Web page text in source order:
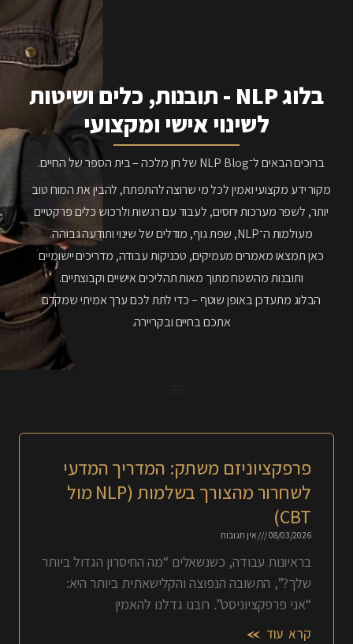
בלוג NLP - תובנות, כלים ושיטות
לשינוי אישי ומקצועי
ברוכים הבאים ל־NLP Blog של חן מלכה – בית הספר של החיים.
מקור ידע מקצועי ואמין לכל מי שרוצה להתפתח, להבין את המוח טוב
יותר, לשפר מערכות יחסים, לעבוד עם רגשות ולרכוש כלים פרקטיים
מעולמות ה־NLP, שפת גוף, מודלים של שינוי ותודעה גבוהה.
כאן תמצאו מאמרים מעמיקים, טכניקות עבודה, מדריכים יישומיים
ותובנות מהשטח מתוך מאות תהליכים אישיים וקבוצתיים.
הבלוג מתעדכן באופן שוטף – כדי לתת לכם ערך אמיתי שמקדם
אתכם בחיים ובקריירה.
פרפקציוניזם משתק: המדריך המדעי
לשחרור מהצורך בשלמות (NLP מול
CBT)
08/03/2026 אין תגובות
בראיונות עבודה, כשנשאלים “מה החיסרון הגדול ביותר
שלך?”, התשובה הנפוצה והקלישאתית ביותר היא:
“אני פרפקציוניסט”. רובנו גדלנו להאמין
קרא עוד »